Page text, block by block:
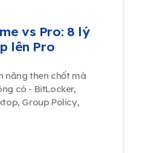
vs Pro: 8 lý
lên Pro
năng then chốt mà
có - BitLocker,
Group Policy,